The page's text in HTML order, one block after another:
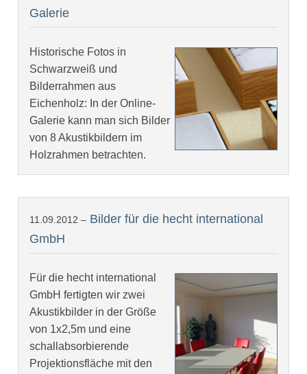
Galerie
Historische Fotos in
Schwarzweiß und
Bilderrahmen aus
Eichenholz: In der Online-
Galerie kann man sich Bilder
von 8 Akustikbildern im
Holzrahmen betrachten.
11.09.2012 – Bilder für die hecht international
GmbH
Für die hecht international
GmbH fertigten wir zwei
Akustikbilder in der Größe
von 1x2,5m und eine
schallabsorbierende
Projektionsfläche mit den